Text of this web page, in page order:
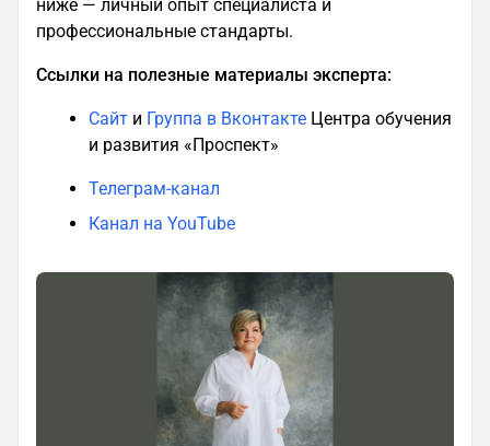
ниже — личный опыт специалиста и
профессиональные стандарты.
Ссылки на полезные материалы эксперта:
Сайт и Группа в Вконтакте Центра обучения
и развития «Проспект»
Телеграм-канал
Канал на YouTube